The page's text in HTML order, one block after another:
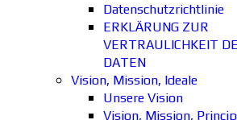
Datenschutzrichtlinie
ERKLÄRUNG ZUR
VERTRAULICHKEIT
DATEN
Vision, Mission, Ideale
Unsere Vision
Vision, Mission,